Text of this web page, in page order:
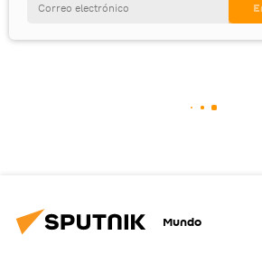
Mundo